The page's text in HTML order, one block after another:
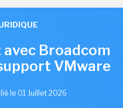
Broadcom
VMware
le 01 Juillet 2026